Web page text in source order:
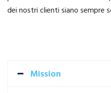
dei nostri clienti siano sempre
Mission